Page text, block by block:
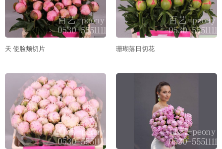
天 使脸颊切片 珊瑚落日切花